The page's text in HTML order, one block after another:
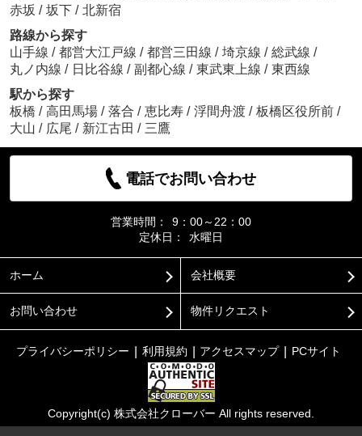
赤坂 / 坂下 / 北新宿
路線から探す
山手線 / 都営大江戸線 / 都営三田線 / 埼京線 / 総武線 /
丸ノ内線 / 日比谷線 / 副都心線 / 東武東上線 / 東西線
駅から探す
板橋 / 高田馬場 / 落合 / 恵比寿 / 浮間舟渡 / 板橋区役所前 /
大山 / 広尾 / 新江古田 / 三鷹
電話でお問い合わせ
営業時間：
9：00～22：00
定休日：
水曜日
ホーム 会社概要
お問い合わせ 物件リクエスト
プライバシーポリシー 利用規約 アクセスマップ PCサイト
Copyright(c) 株式会社クローバー All rights reserved.